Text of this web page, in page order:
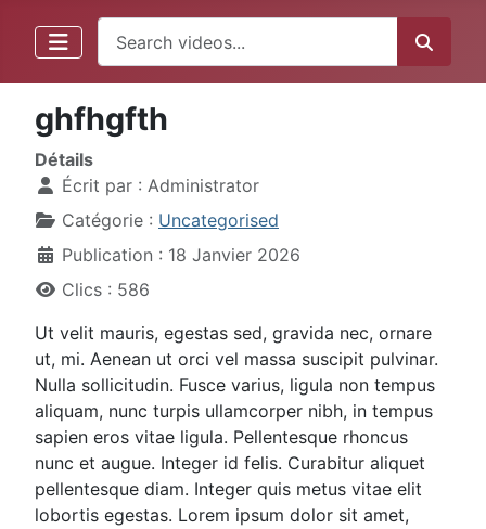
ghfhgfth
Détails
Écrit par : Administrator
Catégorie : Uncategorised
Publication : 18 Janvier 2026
Clics : 586
Ut velit mauris, egestas sed, gravida nec, ornare
ut, mi. Aenean ut orci vel massa suscipit pulvinar.
Nulla sollicitudin. Fusce varius, ligula non tempus
aliquam, nunc turpis ullamcorper nibh, in tempus
sapien eros vitae ligula. Pellentesque rhoncus
nunc et augue. Integer id felis. Curabitur aliquet
pellentesque diam. Integer quis metus vitae elit
lobortis egestas. Lorem ipsum dolor sit amet,